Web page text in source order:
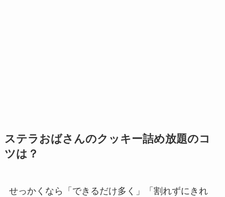
ステラおばさんのクッキー詰め放題のコ
ツは？
せっかくなら「できるだけ多く」「割れずにきれ